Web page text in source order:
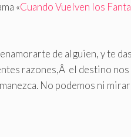
«Cuando Vuelven los
de alguien, y te
razones,Â el destino
No podemos ni